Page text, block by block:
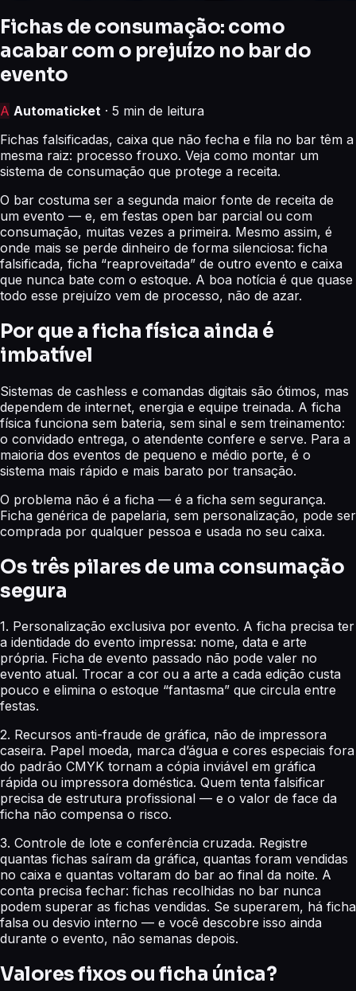
Fichas de consumação: como
acabar com o prejuízo no bar do
evento
A Automaticket · 5 min de leitura
Fichas falsificadas, caixa que não fecha e fila no bar têm a
mesma raiz: processo frouxo. Veja como montar um
sistema de consumação que protege a receita.
O bar costuma ser a segunda maior fonte de receita de
um evento — e, em festas open bar parcial ou com
consumação, muitas vezes a primeira. Mesmo assim, é
onde mais se perde dinheiro de forma silenciosa: ficha
falsificada, ficha “reaproveitada” de outro evento e caixa
que nunca bate com o estoque. A boa notícia é que quase
todo esse prejuízo vem de processo, não de azar.
Por que a ficha física ainda é
imbatível
Sistemas de cashless e comandas digitais são ótimos, mas
dependem de internet, energia e equipe treinada. A ficha
física funciona sem bateria, sem sinal e sem treinamento:
o convidado entrega, o atendente confere e serve. Para a
maioria dos eventos de pequeno e médio porte, é o
sistema mais rápido e mais barato por transação.
O problema não é a ficha — é a ficha sem segurança.
Ficha genérica de papelaria, sem personalização, pode ser
comprada por qualquer pessoa e usada no seu caixa.
Os três pilares de uma consumação
segura
1. Personalização exclusiva por evento. A ficha precisa ter
a identidade do evento impressa: nome, data e arte
própria. Ficha de evento passado não pode valer no
evento atual. Trocar a cor ou a arte a cada edição custa
pouco e elimina o estoque “fantasma” que circula entre
festas.
2. Recursos anti-fraude de gráfica, não de impressora
caseira. Papel moeda, marca d’água e cores especiais fora
do padrão CMYK tornam a cópia inviável em gráfica
rápida ou impressora doméstica. Quem tenta falsificar
precisa de estrutura profissional — e o valor de face da
ficha não compensa o risco.
3. Controle de lote e conferência cruzada. Registre
quantas fichas saíram da gráfica, quantas foram vendidas
no caixa e quantas voltaram do bar ao final da noite. A
conta precisa fechar: fichas recolhidas no bar nunca
podem superar as fichas vendidas. Se superarem, há ficha
falsa ou desvio interno — e você descobre isso ainda
durante o evento, não semanas depois.
Valores fixos ou ficha única?